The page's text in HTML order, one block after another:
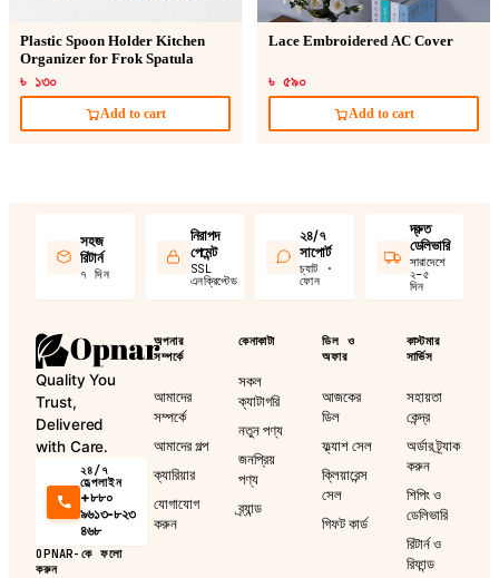
Plastic Spoon Holder Kitchen
Organizer for Frok Spatula
৳ ১৩০
Add to cart
Lace Embroidered AC Cover
৳ ৫৯০
Add to cart
সহজ
রিটার্ন
৭ দিন
নিরাপদ
পেমেন্ট
SSL
এনক্রিপ্টেড
২৪/৭
সাপোর্ট
চ্যাট ·
ফোন
দ্রুত
ডেলিভারি
সারাদেশে
২–৫
দিন
Quality You
Trust,
Delivered
with Care.
২৪/৭
হেল্পলাইন
+৮৮০
৯৬১৩-৮২৩
৪৬৮
OPNAR-কে ফলো
করুন
অপনার
সম্পর্কে
আমাদের
সম্পর্কে
আমাদের গল্প
ক্যারিয়ার
যোগাযোগ
করুন
কেনাকাটা
সকল
ক্যাটাগরি
নতুন পণ্য
জনপ্রিয়
পণ্য
ব্র্যান্ড
ডিল ও
অফার
আজকের
ডিল
ফ্ল্যাশ সেল
ক্লিয়ারেন্স
সেল
গিফট কার্ড
কাস্টমার
সার্ভিস
সহায়তা
কেন্দ্র
অর্ডার ট্র্যাক
করুন
শিপিং ও
ডেলিভারি
রিটার্ন ও
রিফান্ড